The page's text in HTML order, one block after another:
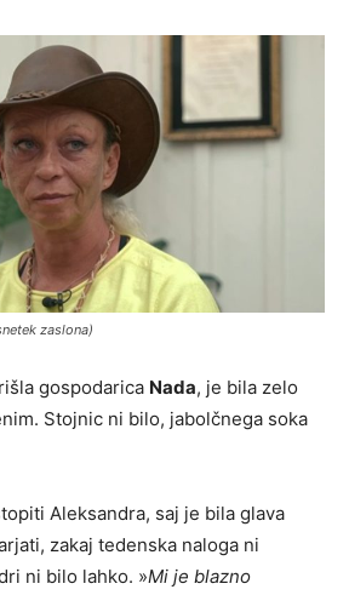
zaslona)
gospodarica Nada, je bila zelo
Stojnic ni bilo, jabolčnega soka
Aleksandra, saj je bila glava
zakaj tedenska naloga ni
ni bilo lahko. »Mi je blazno